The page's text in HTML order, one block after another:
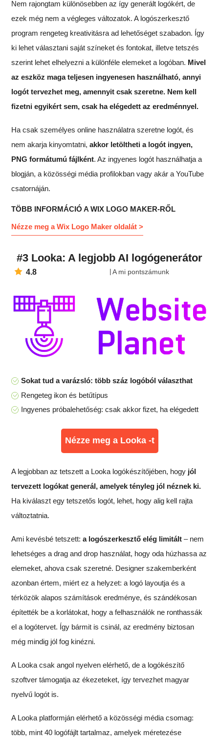
Nem rajongtam különösebben az így generált logókért, de
ezek még nem a végleges változatok. A logószerkesztő
program rengeteg kreativitásra ad lehetőséget szabadon. Így
ki lehet választani saját színeket és fontokat, illetve tetszés
szerint lehet elhelyezni a különféle elemeket a logóban. Mivel
az eszköz maga teljesen ingyenesen használható, annyi
logót tervezhet meg, amennyit csak szeretne. Nem kell
fizetni egyikért sem, csak ha elégedett az eredménnyel.
Ha csak személyes online használatra szeretne logót, és
nem akarja kinyomtatni, akkor letöltheti a logót ingyen,
PNG formátumú fájlként. Az ingyenes logót használhatja a
blogján, a közösségi média profilokban vagy akár a YouTube
csatornáján.
TÖBB INFORMÁCIÓ A WIX LOGO MAKER-RŐL
Nézze meg a Wix Logo Maker oldalát >
#3 Looka: A legjobb AI logógenerátor
4.8 A mi pontszámunk
Sokat tud a varázsló: több száz logóból választhat
Rengeteg ikon és betűtípus
Ingyenes próbalehetőség: csak akkor fizet, ha elégedett
Nézze meg a Looka -t
A legjobban az tetszett a Looka logókészítőjében, hogy jól
tervezett logókat generál, amelyek tényleg jól néznek ki.
Ha kiválaszt egy tetszetős logót, lehet, hogy alig kell rajta
változtatnia.
Ami kevésbé tetszett: a logószerkesztő elég limitált – nem
lehetséges a drag and drop használat, hogy oda húzhassa az
elemeket, ahova csak szeretné. Designer szakemberként
azonban értem, miért ez a helyzet: a logó layoutja és a
térközök alapos számítások eredménye, és szándékosan
építették be a korlátokat, hogy a felhasználók ne ronthassák
el a logótervet. Így bármit is csinál, az eredmény biztosan
még mindig jól fog kinézni.
A Looka csak angol nyelven elérhető, de a logókészítő
szoftver támogatja az ékezeteket, így tervezhet magyar
nyelvű logót is.
A Looka platformján elérhető a közösségi média csomag:
több, mint 40 logófájlt tartalmaz, amelyek méretezése